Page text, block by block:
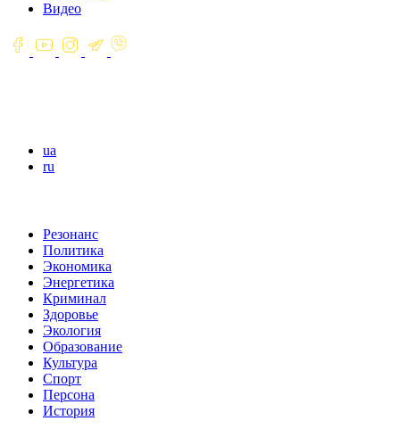
Видео
ua
ru
Резонанс
Политика
Экономика
Энергетика
Криминал
Здоровье
Экология
Образование
Культура
Спорт
Персона
История